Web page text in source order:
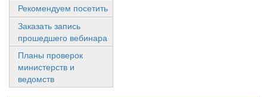
Рекомендуем посетить
Заказать запись
прошедшего вебинара
Планы проверок
министерств и
ведомств